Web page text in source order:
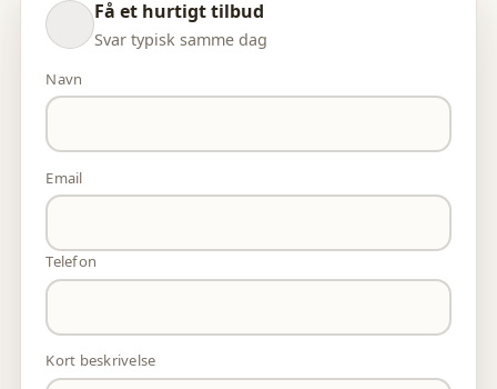
Få et hurtigt tilbud
Svar typisk samme dag
Navn
Email
Telefon
Kort beskrivelse